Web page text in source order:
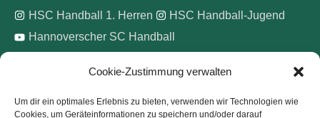
Cookie-Zustimmung verwalten
Um dir ein optimales Erlebnis zu bieten, verwenden wir Technologien wie
Cookies, um Geräteinformationen zu speichern und/oder darauf
HSC Handball 1. Herren
HSC Handball-Jugend
Hannoverscher SC Handball